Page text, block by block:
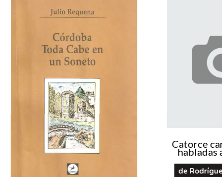
Catorce
habladas
de